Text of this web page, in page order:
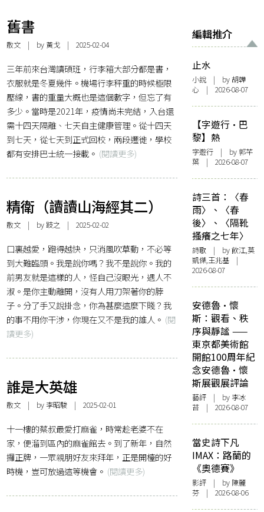
舊書
散文 | by 黃戈 | 2025-02-04
三年前來台灣讀碩班，行李箱大部分都是書，
衣服就是冬夏幾件。機場行李秤重的時候極限
壓線，書的重量大概也是這個數字，但忘了有
多少。當時是2021年，疫情尚未完結，入台還
需十四天隔離、七天自主健康管理。從十四天
到七天，從七天到正式回校，兩段遷徙，學校
都有安排巴士統一接載。 (閱讀更多)
精衛（讀讀山海經其二）
散文 | by 跂之 | 2025-02-02
口裏越愛，跑得越快，只消風吹草動，不必等
到大難臨頭。我是說你嗎？我不是說你。我的
前男友就是這樣的人，怪自己沒眼光，遇人不
淑。是你主動離開，沒有人用刀架著你的脖
子。分了手又說掛念，你為甚麼這麼下賤？我
的事不用你干涉，你現在又不是我的誰人。 (閱
讀更多)
誰是大英雄
散文 | by 李昭駿 | 2025-02-01
十一樓的蔡叔最愛打麻雀，時常趁老婆不在
家，便溜到區內的麻雀館去。到了新年，自然
攞正牌，一眾親朋好友來拜年，正是開檯的好
時機，豈可放過這等機會。 (閱讀更多)
編輯推介
止水
小說 | by 胡韡
心 | 2026-08-07
【字遊行·巴
黎】熱
字遊行 | by 郭芊
葉 | 2026-08-07
詩三首：〈春
雨〉、〈春
後〉、〈隔靴
搔癢之七年〉
詩歌 | by 飲江,莫
凱傑,王兆基 |
2026-08-07
安德魯·懷
斯：觀看、秩
序與靜謐 ——
東京都美術館
開館100周年紀
念安德魯·懷
斯展觀展評論
藝評 | by 李冰
苔 | 2026-08-07
當史詩下凡
IMAX：路蘭的
《奧德賽》
影評 | by 陳麗
芬 | 2026-08-06